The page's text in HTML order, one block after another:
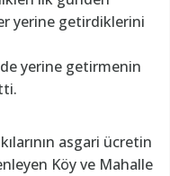
yerine getirdiklerini
yerine getirmenin
asgari ücretin
Köy ve Mahalle